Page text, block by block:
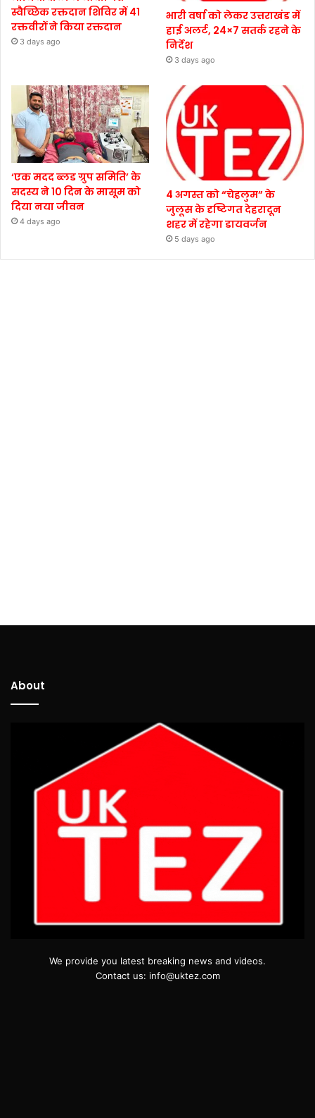
स्वैच्छिक रक्तदान शिविर में 41
रक्तवीरों ने किया रक्तदान
3 days ago
भारी वर्षा को लेकर उत्तराखंड में
हाई अलर्ट, 24×7 सतर्क रहने के
निर्देश
3 days ago
‘एक मदद ब्लड ग्रुप समिति’ के
सदस्य ने 10 दिन के मासूम को
दिया नया जीवन
4 days ago
4 अगस्त को “चेहलुम” के
जुलूस के दृष्टिगत देहरादून
शहर में रहेगा डायवर्जन
5 days ago
About
We provide you latest breaking news and videos.
Contact us: info@uktez.com